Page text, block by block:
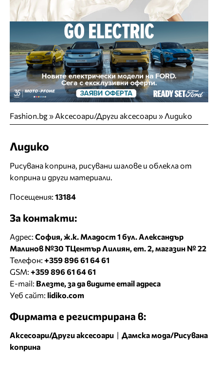
Fashion.bg» Аксесоари/Други аксесоари » Лидико
Лидико
Рисувана коприна, рисувани шалове и облекла от
коприна и други материали.
Посещения: 13184
За контакти:
Адрес: София, ж.к. Младост 1 бул. Александър
Малинов №30 ТЦентър Лилиян, ет. 2, магазин № 22
Телефон: +359 896 61 64 61
GSM: +359 896 61 64 61
E-mail: Влезте, за да видите email адреса
Уеб сайт: lidiko.com
Фирмата е регистрирана в:
Аксесоари/Други аксесоари | Дамска мода/Рисувана
коприна